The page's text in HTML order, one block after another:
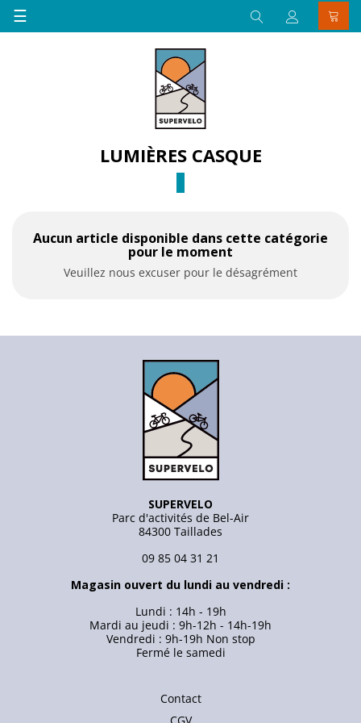
Basculer
la
☰
LUMIÈRES CASQUE
Aucun article disponible dans cette catégorie
pour le moment
Veuillez nous excuser pour le désagrément
SUPERVELO
Parc d'activités de Bel-Air
84300 Taillades
09 85 04 31 21
Magasin ouvert du lundi au vendredi :
Lundi : 14h - 19h
Mardi au jeudi : 9h-12h - 14h-19h
Vendredi : 9h-19h Non stop
Fermé le samedi
Contact